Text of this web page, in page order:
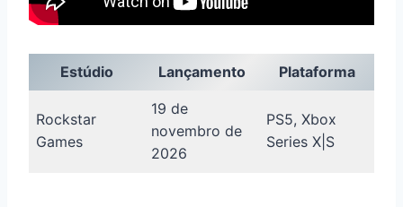
Estúdio Lançamento Plataforma
Rockstar
Games
19 de
novembro de
2026
PS5, Xbox
Series X|S